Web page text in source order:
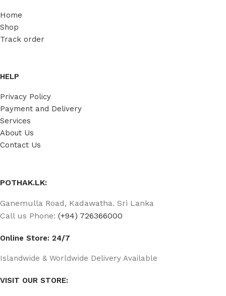
Home
Shop
Track order
HELP
Privacy Policy
Payment and Delivery
Services
About Us
Contact Us
POTHAK.LK:
Ganemulla Road, Kadawatha. Sri Lanka
Call us Phone: (+94) 726366000
Online Store: 24/7
Islandwide & Worldwide Delivery Available
VISIT OUR STORE: